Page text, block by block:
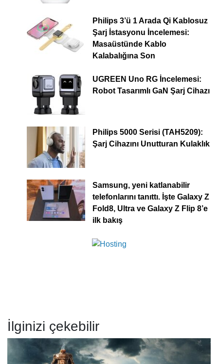
Philips 3’ü 1 Arada Qi Kablosuz
Şarj İstasyonu İncelemesi:
Masaüstünde Kablo
Kalabalığına Son
UGREEN Uno RG İncelemesi:
Robot Tasarımlı GaN Şarj Cihazı
Philips 5000 Serisi (TAH5209):
Şarj Cihazını Unutturan Kulaklık
Samsung, yeni katlanabilir
telefonlarını tanıttı. İşte Galaxy Z
Fold8, Ultra ve Galaxy Z Flip 8’e
ilk bakış
İlginizi çekebilir